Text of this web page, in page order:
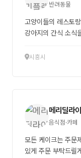
반려동물
고양이들의 레
강아지의 간식 소식
시흥시
메리딜라
음식점·카페
모든 케이크는 주
있게 주문 부탁드릴